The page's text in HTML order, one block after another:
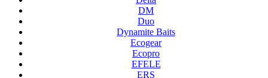
DM
Duo
Dynamite Baits
Ecogear
Ecopro
EFELE
ERS